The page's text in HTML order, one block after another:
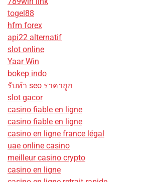
togel88
hfm forex
api22 alternatif
slot online
Yaar Win
bokep indo
รับทํา seo ราคาถูก
slot gacor
casino fiable en ligne
casino fiable en ligne
casino en ligne france légal
uae online casino
meilleur casino crypto
casino en ligne